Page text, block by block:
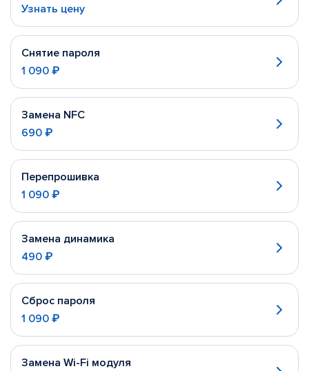
Узнать цену
Снятие пароля
1 090 ₽
Замена NFC
690 ₽
Перепрошивка
1 090 ₽
Замена динамика
490 ₽
Сброс пароля
1 090 ₽
Замена Wi-Fi модуля